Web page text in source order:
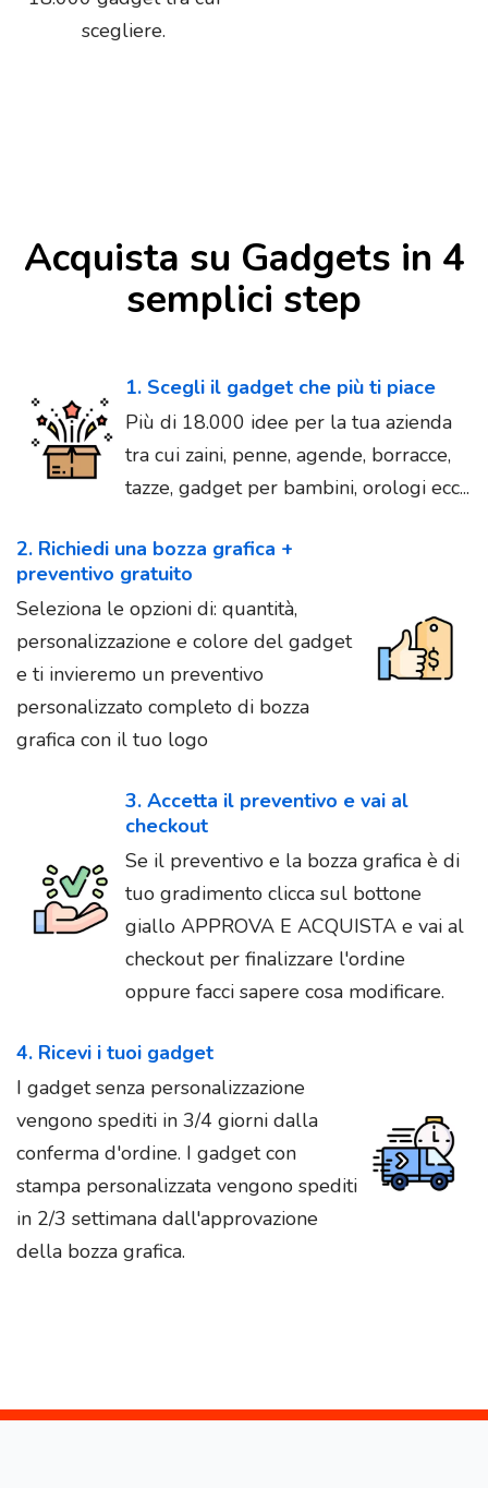
scegliere.
Acquista su Gadgets in 4
semplici step
1. Scegli il gadget che più ti piace
Più di 18.000 idee per la tua azienda
tra cui zaini, penne, agende, borracce,
tazze, gadget per bambini, orologi ecc...
2. Richiedi una bozza grafica +
preventivo gratuito
Seleziona le opzioni di: quantità,
personalizzazione e colore del gadget
e ti invieremo un preventivo
personalizzato completo di bozza
grafica con il tuo logo
3. Accetta il preventivo e vai al
checkout
Se il preventivo e la bozza grafica è di
tuo gradimento clicca sul bottone
giallo APPROVA E ACQUISTA e vai al
checkout per finalizzare l'ordine
oppure facci sapere cosa modificare.
4. Ricevi i tuoi gadget
I gadget senza personalizzazione
vengono spediti in 3/4 giorni dalla
conferma d'ordine. I gadget con
stampa personalizzata vengono spediti
in 2/3 settimana dall'approvazione
della bozza grafica.